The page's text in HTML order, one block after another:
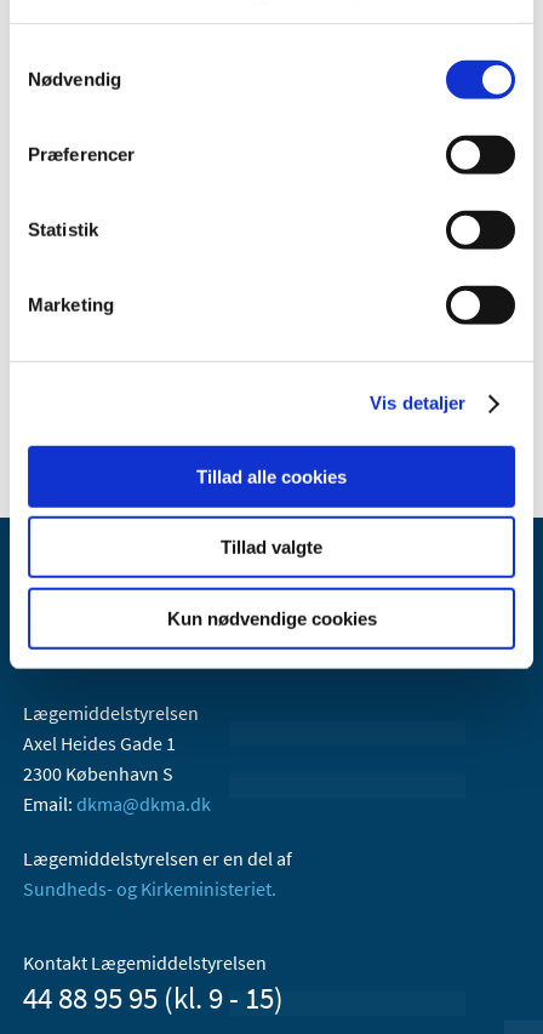
Nødvendig
Præferencer
Statistik
Marketing
Vis detaljer
Tillad alle cookies
Tillad valgte
Kun nødvendige cookies
2013 (49)
2011 (13)
2006 (9)
Lægemiddelstyrelsen
Axel Heides Gade 1
2300 København S
Email: dkma@dkma.dk
Lægemiddelstyrelsen er en del af
Sundheds- og Kirkeministeriet.
Kontakt Lægemiddelstyrelsen
44 88 95 95 (kl. 9 - 15)